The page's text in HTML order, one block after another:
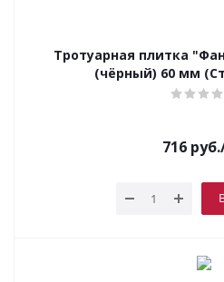
Тротуарная плитка
(чёрный) 60 мм
716 руб.